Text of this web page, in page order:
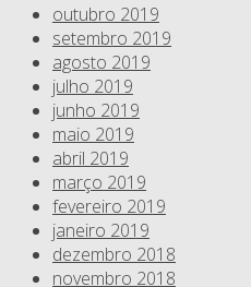
outubro 2019
setembro 2019
agosto 2019
julho 2019
junho 2019
maio 2019
abril 2019
março 2019
fevereiro 2019
janeiro 2019
dezembro 2018
novembro 2018